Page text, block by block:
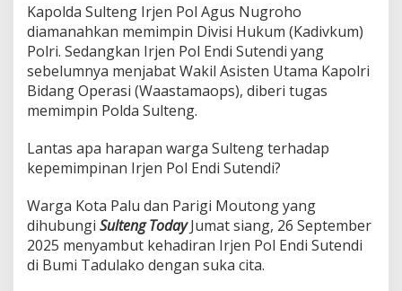
Kapolda Sulteng Irjen Pol Agus Nugroho
diamanahkan memimpin Divisi Hukum (Kadivkum)
Polri. Sedangkan Irjen Pol Endi Sutendi yang
sebelumnya menjabat Wakil Asisten Utama Kapolri
Bidang Operasi (Waastamaops), diberi tugas
memimpin Polda Sulteng.
Lantas apa harapan warga Sulteng terhadap
kepemimpinan Irjen Pol Endi Sutendi?
Warga Kota Palu dan Parigi Moutong yang
dihubungi Sulteng TodayJumat siang, 26 September
2025 menyambut kehadiran Irjen Pol Endi Sutendi
di Bumi Tadulako dengan suka cita.